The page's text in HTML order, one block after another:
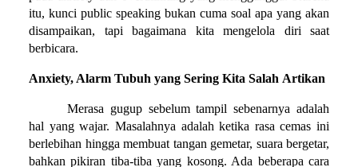
itu, kunci public speaking bukan cuma soal apa yang akan
disampaikan, tapi bagaimana kita mengelola diri saat
berbicara.
Anxiety, Alarm Tubuh yang Sering Kita Salah Artikan
Merasa gugup sebelum tampil sebenarnya adalah
hal yang wajar. Masalahnya adalah ketika rasa cemas ini
berlebihan hingga membuat tangan gemetar, suara bergetar,
bahkan pikiran tiba-tiba yang kosong. Ada beberapa cara